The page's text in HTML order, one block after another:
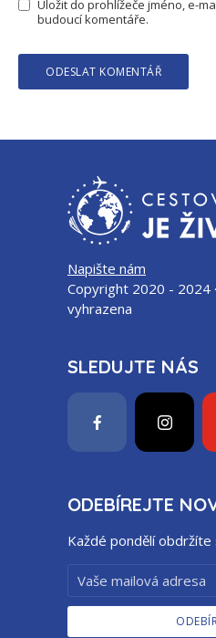
Uložit do prohlížeče jméno, e-
budoucí komentáře.
Napište nám
Copyright 2020 - 2024
vyhrazena
SLEDUJTE NÁS
ODEBÍREJTE
Každé pondělí obdržíte